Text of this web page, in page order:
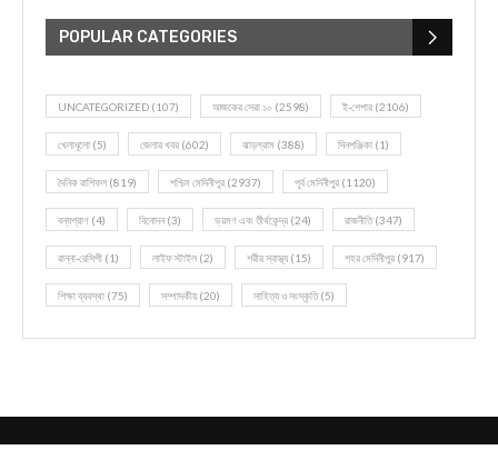
POPULAR CATEGORIES
UNCATEGORIZED (107) আজকের সেরা ১০ (2598) ই-পেপার (2106)
খেলাধূলো (5) জেলার খবর (602) ঝাড়গ্রাম (388) দিনপঞ্জিকা (1)
দৈনিক রাশিফল (819) পশ্চিম মেদিনীপুর (2937) পূর্ব মেদিনীপুর (1120)
বন্যপ্রাণ (4) বিনোদন(3) ভ্রমণ এবং তীর্থকেন্দ্র (24) রাজনীতি(347)
রান্না-রেসিপী (1) লাইফ স্টাইল (2) শরীর স্বাস্থ্য (15) শহর মেদিনীপুর (917)
শিক্ষা ব্যবস্থা (75) সম্পাদকীয় (20) সাহিত্য ও সংস্কৃতি(5)